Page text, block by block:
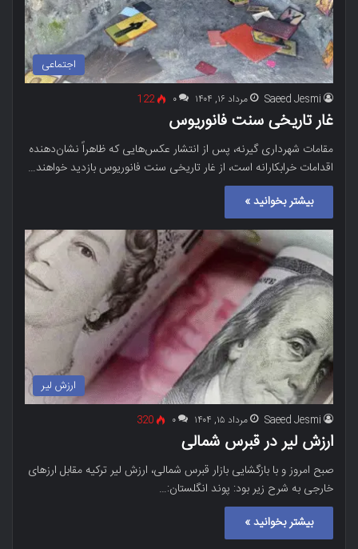
اجتماعی
Saeed Jesmi مرداد ۱۶, ۱۴۰۴ ۰ 122
غار تاریخی سنت فانوریوس
مقامات شهرداری گیرنه، پس از انتشار عکس‌هایی که ظاهراً نشان‌دهنده
اقدامات خرابکارانه است، از غار تاریخی سنت فانوریوس بازدید خواهند…
بیشتر بخوانید »
ارزش لیر
Saeed Jesmi مرداد ۱۵, ۱۴۰۴ ۰ 320
ارزش لیر در قبرس شمالی
صبح امروز و با بازگشایی بازار قبرس شمالی، ارزش لیر ترکیه مقابل ارزهای
خارجی به شرح زیر بود: پوند انگلستان:…
بیشتر بخوانید »